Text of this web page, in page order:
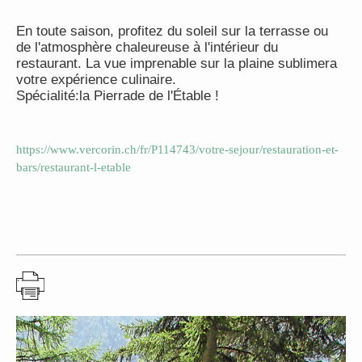
En toute saison, profitez du soleil sur la terrasse ou
de l'atmosphère chaleureuse à l'intérieur du
restaurant. La vue imprenable sur la plaine sublimera
votre expérience culinaire.
Spécialité:la Pierrade de l'Étable !
https://www.vercorin.ch/fr/P114743/votre-sejour/restauration-et-
bars/restaurant-l-etable